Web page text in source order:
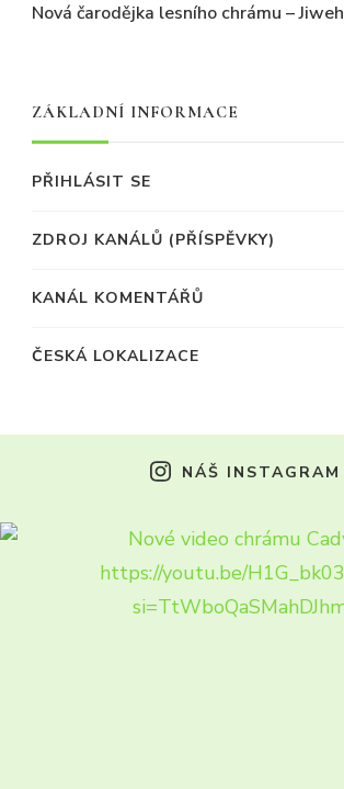
Nová čarodějka lesního chrámu – Jiweh
ZÁKLADNÍ INFORMACE
PŘIHLÁSIT SE
ZDROJ KANÁLŮ (PŘÍSPĚVKY)
KANÁL KOMENTÁŘŮ
ČESKÁ LOKALIZACE
NÁŠ INSTAGRAM